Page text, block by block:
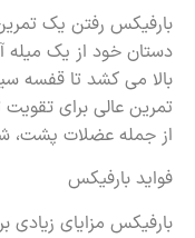
بارفیکس رفتن یک
دستان خود از یک
بالا می کشد تا قفسه
تمرین عالی برای
از جمله عضلات پشت،
فواید بارفیکس
بارفیکس مزایای زیادی